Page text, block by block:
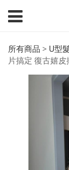
魔髮
米鬚
古嬉
所有商品 > U型
片搞定 復古嬉皮